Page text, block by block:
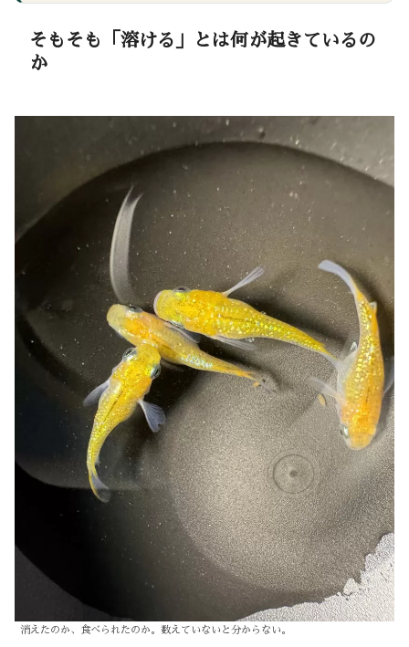
そもそも「溶ける」とは何が起きているの
か
消えたのか、食べられたのか。数えていないと分からない。